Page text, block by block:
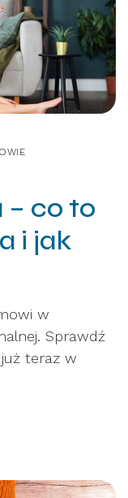
– co to
i jak
w
Sprawdź
teraz w